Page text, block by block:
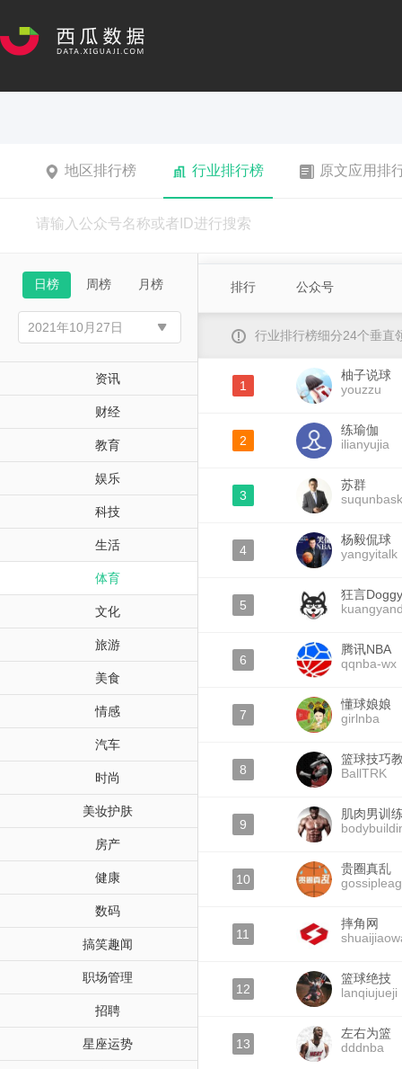
地区排行榜 行业排行榜 原文应用排
日榜 周榜 月榜
资讯
财经
教育
娱乐
科技
生活
体育
文化
旅游
美食
情感
汽车
时尚
美妆护肤
房产
健康
数码
搞笑趣闻
职场管理
招聘
星座运势
排行 公众号
行业排行榜细分24个垂直
1
柚子说球
youzzu
2
练瑜伽
ilianyujia
3
苏群
4
杨毅侃球
yangyitalk
5
狂言Doggy
6
腾讯NBA
qqnba-wx
7
懂球娘娘
girlnba
8
篮球技巧
BallTRK
9
肌肉男训
10
贵圈真乱
11
摔角网
12
篮球绝技
lanqiujueji
13
左右为篮
dddnba